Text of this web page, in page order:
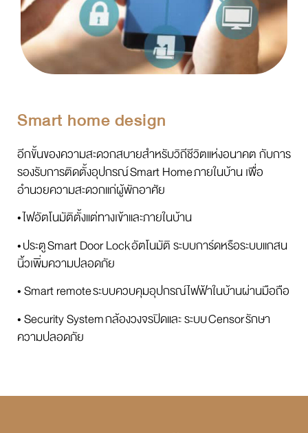
Smart home design​
อีกขั้นของความสะดวกสบายสำหรับวิถีชีวิตแห่งอนาคต กับการ
รองรับการติดตั้งอุปกรณ์Smart Homeภายในบ้าน เพื่อ
อำนวยความสะดวกแก่ผู้พักอาศัย
•ไฟอัตโนมัติตั้งแต่ทางเข้าและภายในบ้าน
•ประตูSmart Door Lockอัตโนมัติ ระบบการ์ดหรือระบบแกสน
นิ้วเพิ่มความปลอดภัย
• Smart remoteระบบควบคุมอุปกรณ์ไฟฟ้าในบ้านผ่านมือถือ
• Security Systemกล้องวงจรปิดและ ระบบCensorรักษา
ความปลอดภัย